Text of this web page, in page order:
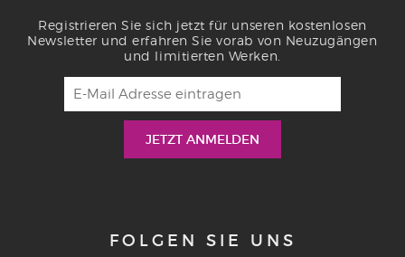
Registrieren Sie sich jetzt für unseren kostenlosen
Newsletter und erfahren Sie vorab von Neuzugängen
und limitierten Werken.
FOLGEN SIE UNS